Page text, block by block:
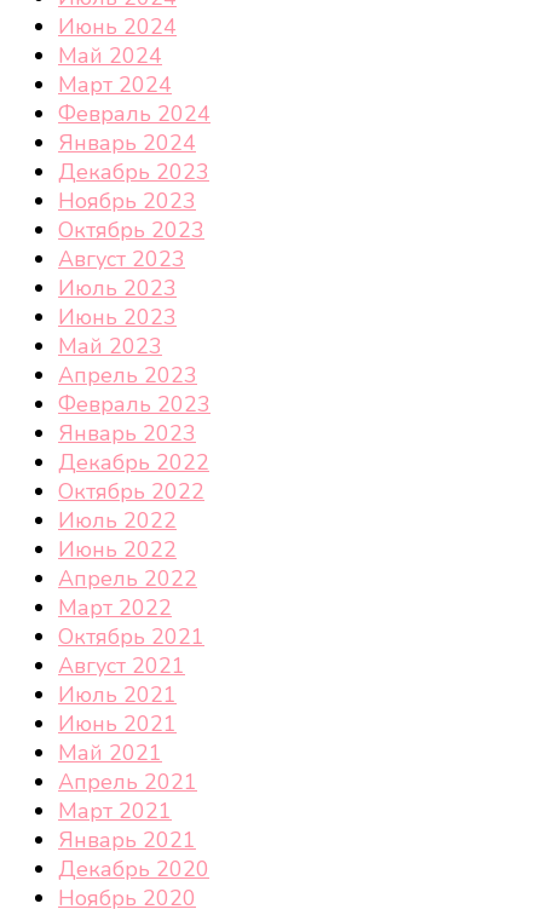
Июнь 2024
Май 2024
Март 2024
Февраль 2024
Январь 2024
Декабрь 2023
Ноябрь 2023
Октябрь 2023
Август 2023
Июль 2023
Июнь 2023
Май 2023
Апрель 2023
Февраль 2023
Январь 2023
Декабрь 2022
Октябрь 2022
Июль 2022
Июнь 2022
Апрель 2022
Март 2022
Октябрь 2021
Август 2021
Июль 2021
Июнь 2021
Май 2021
Апрель 2021
Март 2021
Январь 2021
Декабрь 2020
Ноябрь 2020